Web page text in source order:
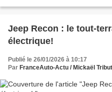
Jeep Recon : le tout-
électrique!
Publié le 26/01/2026 à 10:17
Par FranceAuto-Actu / Mickaël Tribut